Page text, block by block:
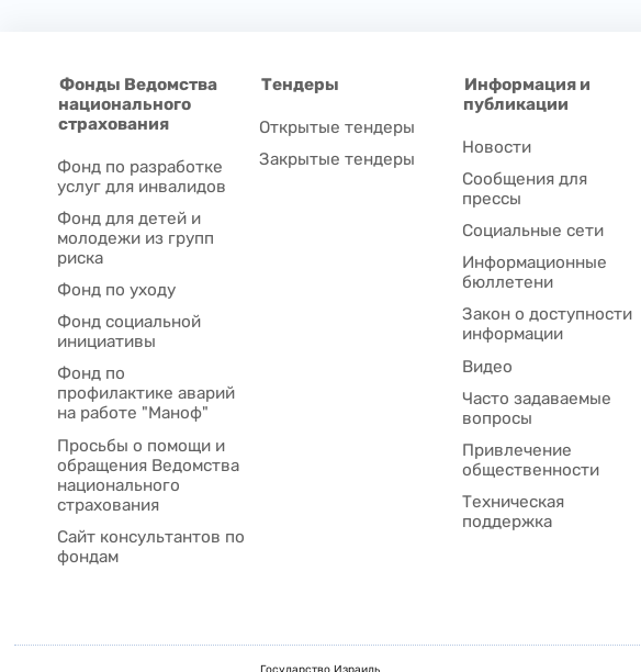
Информация и
публикации
Новости
Сообщения для
прессы
Социальные сети
Информационные
бюллетени
Закон о доступности
информации
Видео
Часто задаваемые
вопросы
Привлечение
общественности
Техническая
поддержка
Тендеры
Открытые тендеры
Закрытые тендеры
Фонды Ведомства
национального
страхования
Фонд по разработке
услуг для инвалидов
Фонд для детей и
молодежи из групп
риска
Фонд по уходу
Фонд социальной
инициативы
Фонд по
профилактике аварий
на работе "Маноф"
Просьбы о помощи и
обращения Ведомства
национального
страхования
Сайт консультантов по
фондам